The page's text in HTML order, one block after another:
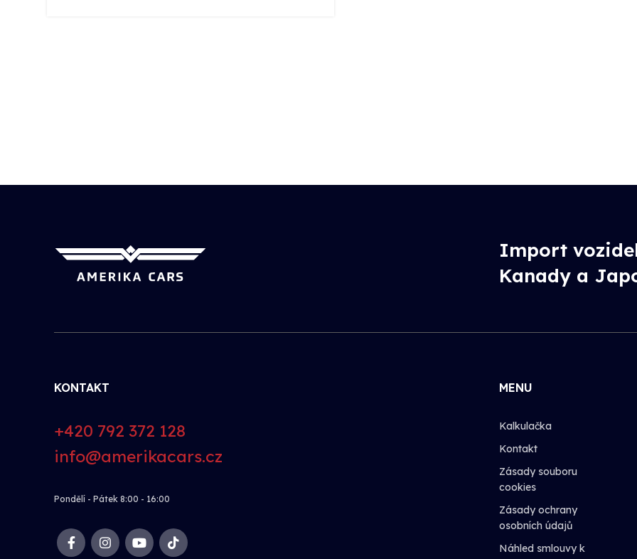
Import
Kanady a
KONTAKT
+420 792 372 128
info@amerikacars.cz
Pondělí - Pátek 8:00 - 16:00
MENU
Kalkulačka
Kontakt
Zásady souboru
cookies
Zásady ochrany
osobních údajů
Náhled smlouvy k